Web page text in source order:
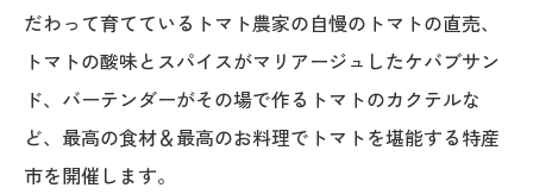
だわって育てているトマト農家の自慢のトマトの直売、
トマトの酸味とスパイスがマリアージュしたケバブサン
ド、バーテンダーがその場で作るトマトのカクテルな
ど、最高の食材＆最高のお料理でトマトを堪能する特産
市を開催します。